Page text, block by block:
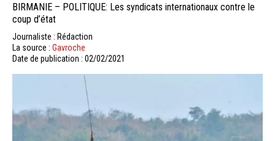
BIRMANIE – POLITIQUE: Les syndicats internationaux contre le
coup d’état
Journaliste : Rédaction
La source : Gavroche
Date de publication : 02/02/2021